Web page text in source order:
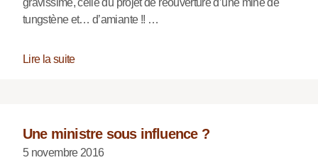
gravissime, celle du projet de réouverture d’une mine de
tungstène et… d’amiante !! …
Lire la suite
Une ministre sous influence ?
5 novembre 2016